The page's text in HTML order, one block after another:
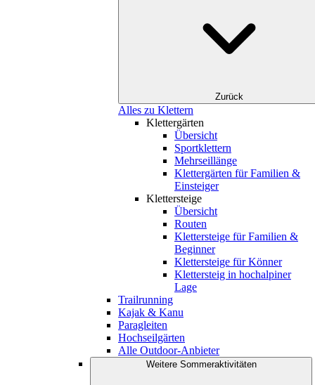
Zurück
Alles zu Klettern
Klettergärten
Übersicht
Sportklettern
Mehrseillänge
Klettergärten für Familien &
Einsteiger
Klettersteige
Übersicht
Routen
Klettersteige für Familien &
Beginner
Klettersteige für Könner
Klettersteig in hochalpiner
Lage
Trailrunning
Kajak & Kanu
Paragleiten
Hochseilgärten
Alle Outdoor-Anbieter
Weitere Sommeraktivitäten